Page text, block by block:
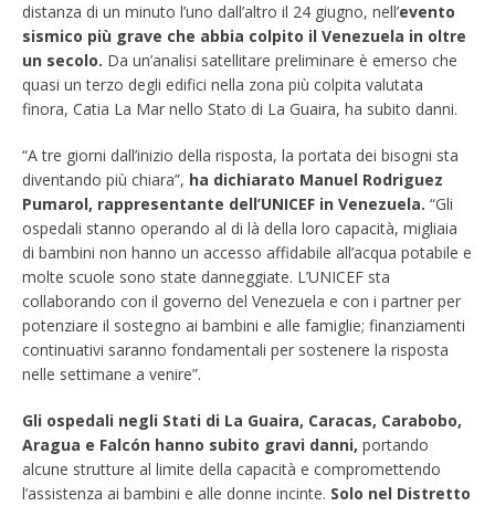
distanza di un minuto l’uno dall’altro il 24 giugno, nell’evento
sismico più grave che abbia colpito il Venezuela in oltre
un secolo. Da un’analisi satellitare preliminare è emerso che
quasi un terzo degli edifici nella zona più colpita valutata
finora, Catia La Mar nello Stato di La Guaira, ha subito danni.
“A tre giorni dall’inizio della risposta, la portata dei bisogni sta
diventando più chiara”, ha dichiarato Manuel Rodriguez
Pumarol, rappresentante dell’UNICEF in Venezuela. “Gli
ospedali stanno operando al di là della loro capacità, migliaia
di bambini non hanno un accesso affidabile all’acqua potabile e
molte scuole sono state danneggiate. L’UNICEF sta
collaborando con il governo del Venezuela e con i partner per
potenziare il sostegno ai bambini e alle famiglie; finanziamenti
continuativi saranno fondamentali per sostenere la risposta
nelle settimane a venire”.
Gli ospedali negli Stati di La Guaira, Caracas, Carabobo,
Aragua e Falcón hanno subito gravi danni, portando
alcune strutture al limite della capacità e compromettendo
l’assistenza ai bambini e alle donne incinte. Solo nel Distretto